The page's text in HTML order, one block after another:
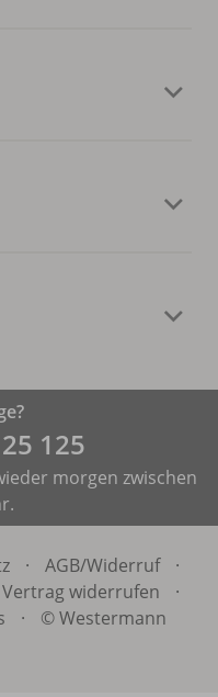
125
morgen zwischen
· AGB/Widerruf
·
Vertrag widerrufen
·
· © Westermann